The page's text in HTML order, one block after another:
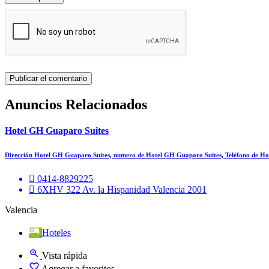
Anuncios Relacionados
Hotel GH Guaparo Suites
Dirección Hotel GH Guaparo Suites, numero de Hotel GH Guaparo Suites, Teléfono de
0414-8829225
6XHV 322 Av. la Hispanidad Valencia 2001
Valencia
Hoteles
Vista rápida